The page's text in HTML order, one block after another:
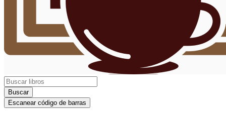
Buscar
Escanear código de barras